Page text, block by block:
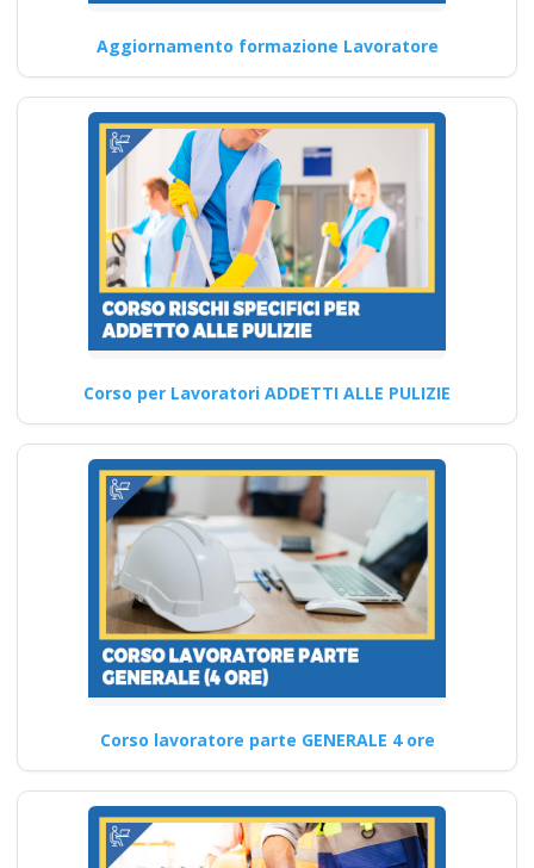
RSPP: il garante
della compliance
normativa e della
sicurezza nei luoghi
di lavoro
Sicurezza sul lavoro:
normative, adempimenti e
best practice corso formatore
rspp datore…
Continua
I nuovi corsi per i
patentini e le
normative in vigore
per il 2025 Nuovo
accordo stato
regioni 2025 corso
videoconferenza fad
aula virtualecorso
lavoratori datore
parte base generale
Aggiornamento formazione Lavoratore
Corso per Lavoratori ADDETTI ALLE PULIZIE
Corso lavoratore parte GENERALE 4 ore